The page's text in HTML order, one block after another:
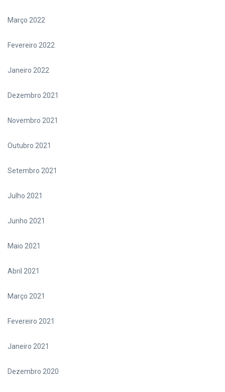
Março 2022
Fevereiro 2022
Janeiro 2022
Dezembro 2021
Novembro 2021
Outubro 2021
Setembro 2021
Julho 2021
Junho 2021
Maio 2021
Abril 2021
Março 2021
Fevereiro 2021
Janeiro 2021
Dezembro 2020